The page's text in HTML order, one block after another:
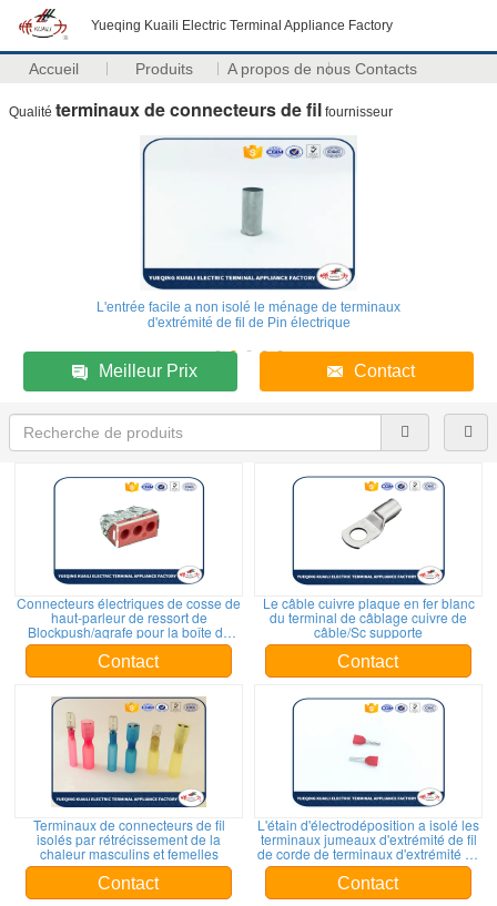
Yueqing Kuaili Electric Terminal Appliance Factory
Accueil Produits A propos de nous Contacts
Qualité terminaux de connecteurs de fil fournisseur
L'entrée facile a non isolé le ménage de terminaux
d'extrémité de fil de Pin électrique
Meilleur Prix Contact
Connecteurs électriques de cosse de
haut-parleur de ressort de
Blockpush/agrafe pour la boîte de
jonction
Contact
Le câble cuivre plaque en fer blanc
du terminal de câblage cuivre de
câble/Sc supporte
Contact
Terminaux de connecteurs de fil
isolés par rétrécissement de la
chaleur masculins et femelles
Contact
L'étain d'électrodéposition a isolé les
terminaux jumeaux d'extrémité de fil
de corde de terminaux d'extrémité de
corde sertissant par replis
Contact